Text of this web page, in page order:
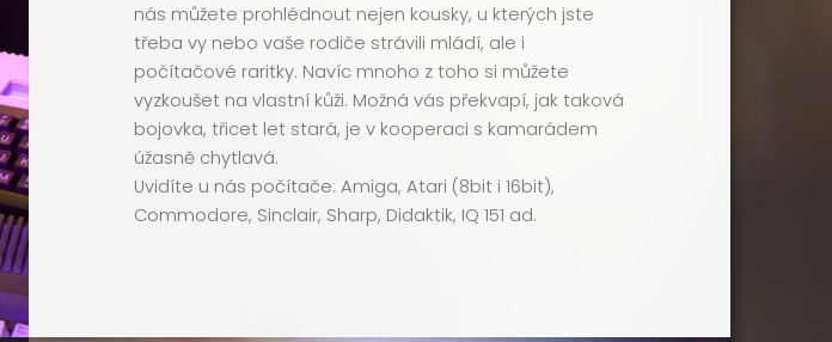
nás můžete prohlédnout nejen kousky, u kterých jste
třeba vy nebo vaše rodiče strávili mládí, ale i
počítačové raritky. Navíc mnoho z toho si můžete
vyzkoušet na vlastní kůži. Možná vás překvapí, jak taková
bojovka, třicet let stará, je v kooperaci s kamarádem
úžasně chytlavá.
Uvidíte u nás počítače: Amiga, Atari (8bit i 16bit),
Commodore, Sinclair, Sharp, Didaktik, IQ 151 ad.